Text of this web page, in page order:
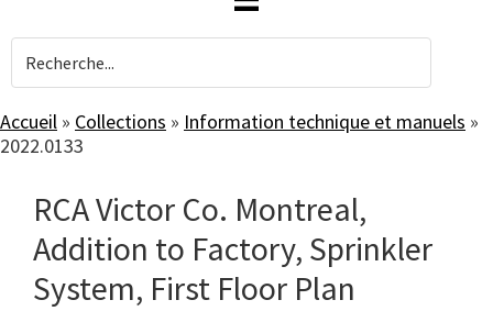
Accueil » Collections » Information technique et manuels »
2022.0133
RCA Victor Co. Montreal,
Addition to Factory, Sprinkler
System, First Floor Plan